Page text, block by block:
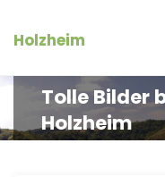
InhaltHolzheim
Tolle Bilder
Holzheim